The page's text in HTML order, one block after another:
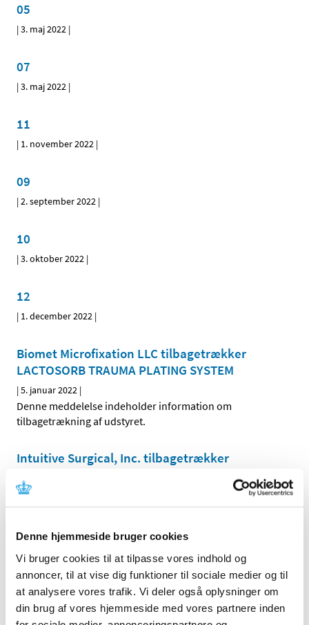
Denne hjemmeside bruger cookies
Vi bruger cookies til at tilpasse vores indhold og
annoncer, til at vise dig funktioner til sociale medier og til
at analysere vores trafik. Vi deler også oplysninger om
din brug af vores hjemmeside med vores partnere inden
05
|3. maj 2022 |
07
|3. maj 2022 |
11
| 1. november 2022 |
09
|2. september 2022 |
10
|3. oktober 2022 |
12
| 1. december 2022 |
Biomet Microfixation LLC tilbagetrækker
LACTOSORB TRAUMA PLATING SYSTEM
|5. januar 2022 |
Denne meddelelse indeholder information om
tilbagetrækning af udstyret.
Intuitive Surgical, Inc. tilbagetrækker
Reducer,IS4000,12-8MM,Disposable,Box of 6
|8. januar 2022
Denne meddelelse indeholder information om
WelchAllyn, Inc. informerer om softwarefejl på
Qstress/Xscribe Hscribe/Vision Exp DCS
ConnexCa
|12. januar 2022|